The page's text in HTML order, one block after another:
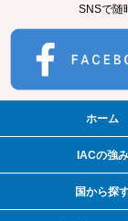
SNSで随
ホーム
IACの強み
国から探